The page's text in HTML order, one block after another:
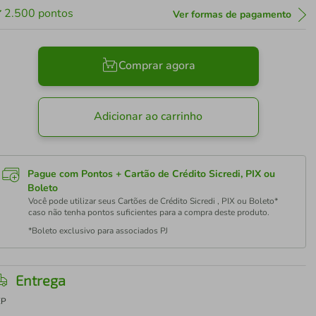
2.500 pontos Ver formas de pagamento
Comprar agora
Adicionar ao carrinho
Pague com Pontos + Cartão de Crédito Sicredi, PIX ou
Boleto
Você pode utilizar seus Cartões de Crédito Sicredi , PIX ou Boleto*
caso não tenha pontos suficientes para a compra deste produto.
*Boleto exclusivo para associados PJ
Entrega